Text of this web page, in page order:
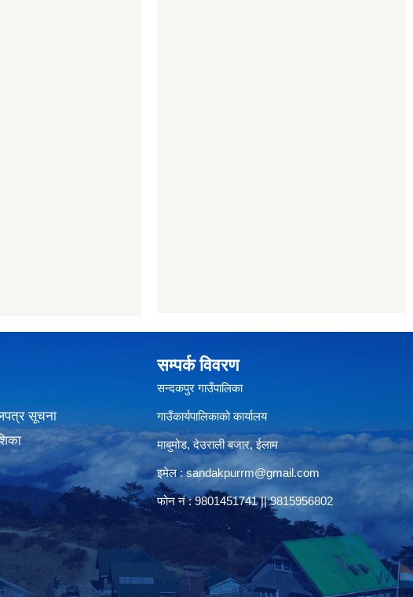
सूचना
सम्पर्क विवरण
सन्दकपुर गाउँपालिका
गाउँकार्यपालिकाको कार्यालय
माबुमोड, देउराली बजार, ईलाम
इमेल :sandakpurrm@gmail.com
फोन नं : 9801451741 || 9815956802